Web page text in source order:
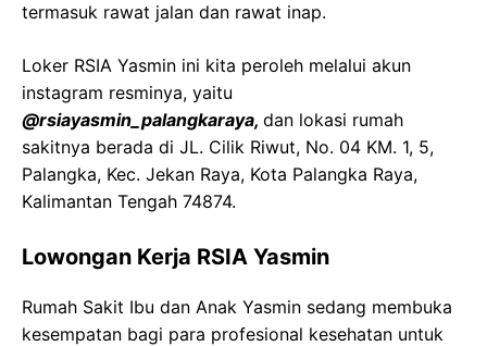
termasuk rawat jalan dan rawat inap.
Loker RSIA Yasmin ini kita peroleh melalui akun
instagram resminya, yaitu
@rsiayasmin_palangkaraya, dan lokasi rumah
sakitnya berada di JL. Cilik Riwut, No. 04 KM. 1, 5,
Palangka, Kec. Jekan Raya, Kota Palangka Raya,
Kalimantan Tengah 74874.
Lowongan Kerja RSIA Yasmin
Rumah Sakit Ibu dan Anak Yasmin sedang membuka
kesempatan bagi para profesional kesehatan untuk